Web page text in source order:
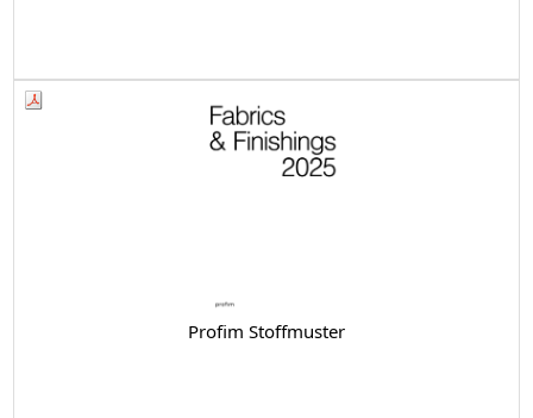
Profim Stoffmuster